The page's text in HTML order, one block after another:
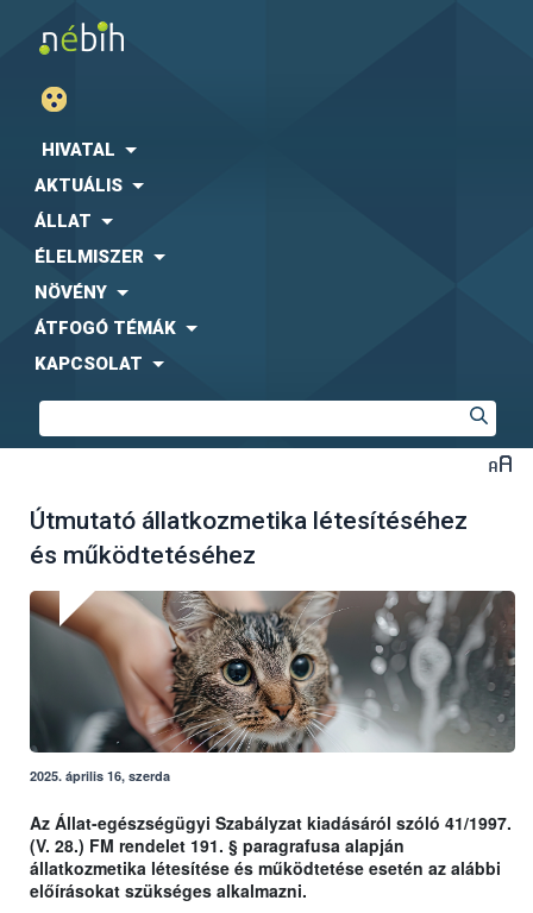
HIVATAL
AKTUÁLIS
ÁLLAT
ÉLELMISZER
NÖVÉNY
ÁTFOGÓ TÉMÁK
KAPCSOLAT
Útmutató állatkozmetika létesítéséhez
és működtetéséhez
2025. április 16, szerda
Az Állat-egészségügyi Szabályzat kiadásáról szóló 41/1997.
(V. 28.) FM rendelet 191. § paragrafusa alapján
állatkozmetika létesítése és működtetése esetén az alábbi
előírásokat szükséges alkalmazni.